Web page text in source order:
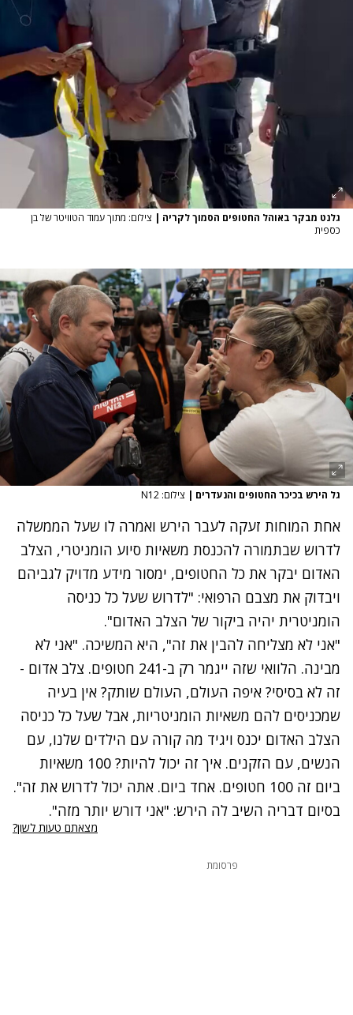
גלנט מבקר באוהל החטופים הסמוך לקריה | צילום: מתוך עמוד הטוויטר של בן
כספית
גל הירש בכיכר החטופים והנעדרים | צילום: N12
אחת המוחות זעקה לעבר הירש ואמרה לו שעל הממשלה
לדרוש שבתמורה להכנסת משאיות סיוע הומניטרי, הצלב
האדום יבקר את כל החטופים, ימסור מידע מדויק לגביהם
ויבדוק את מצבם הרפואי: "לדרוש שעל כל כניסה
הומניטרית יהיה ביקור של הצלב האדום".
נסה שוב
"אני לא מצליחה להבין את זה", היא המשיכה. "אני לא
מבינה. הלוואי שזה ייגמר רק ב-241 חטופים. צלב אדום -
זה לא בסיסי? איפה העולם, העולם שותק? אין בעיה
שמכניסים להם משאיות הומניטריות, אבל שעל כל כניסה
הצלב האדום יכנס ויגיד מה קורה עם הילדים שלנו, עם
הנשים, עם הזקנים. איך זה יכול להיות? 100 משאיות
ביום זה 100 חטופים. אחד ביום. אתה יכול לדרוש את זה".
בסיום דבריה השיב לה הירש: "אני דורש יותר מזה".
מצאתם טעות לשון?
פרסומת